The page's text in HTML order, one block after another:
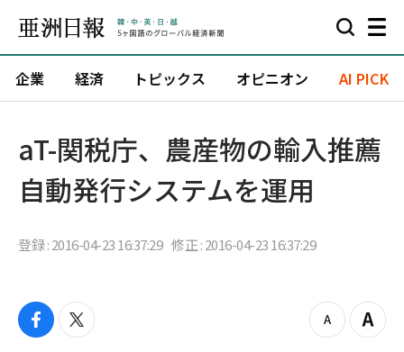
企業 経済 トピックス オピニオン AI PICK
aT-関税庁、農産物の輸入推薦
自動発行システムを運用
登録 : 2016-04-23 16:37:29 修正 : 2016-04-23 16:37:29
f
t
z
Z